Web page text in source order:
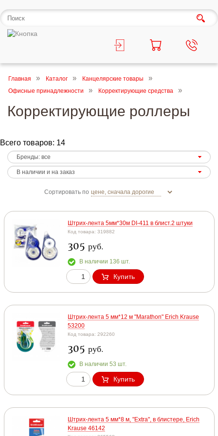
Главная Каталог
Канцелярские товары
Офисные принадлежности
Корректирующие средства
Корректирующие роллеры
Всего товаров: 14
Сортировать по
Штрих-лента 5мм*30м DI-411 в блист.2 штуки
Код товара: 319882
305 руб.
В наличии 136 шт.
Купить
Штрих-лента 5 мм*12 м "Marathon" Erich Krause
53200
Код товара: 292260
305 руб.
В наличии 53 шт.
Купить
Штрих-лента 5 мм*8 м, "Extra", в блистере, Erich
Krause 46142